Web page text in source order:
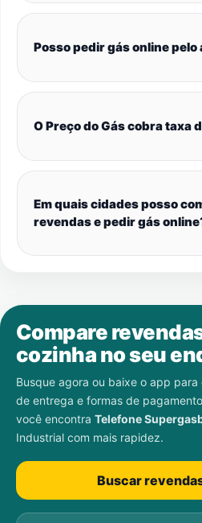
Posso pedir gás online
O Preço do Gás cobra taxa
Em quais cidades posso
revendas e pedir gás
Compare
cozinha no seu
Busque agora ou baixe o app
de entrega e formas de
você encontra Telefone
Industrial com mais rapidez.
Buscar